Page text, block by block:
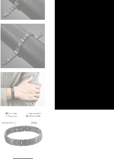
PULSEIRA MAGNÉTICA
PULSEIRA DE SILICONE MASCULINA
KIT PULSEIRA MASCULINA
ANÉIS MASCULINOS
ANÉIS DE AÇO
ANÉIS DE TUGSTÊNIO
ANÉIS MAGNÉTICOS DE COBRE